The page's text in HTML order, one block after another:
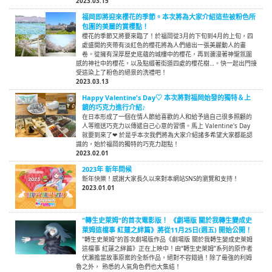
福岡即將迎來櫻花的季節。本次將為大家介紹這些被粉色所
包圍的美麗的賞櫻點！
櫻花的季節又將要來臨了！於福岡從3月的下旬到4月的上旬，四
處盛開的夾帶有淡紅色的櫻花將為人們繪出一張美麗動人的畫
卷。從擁有深厚歷史底蘊的城樓中的櫻花，再到瀰漫著神聖氛圍
感的神社中的櫻花，以及點綴著街道四處的櫻花樹…。快一起出門接
受這染上了粉色的絕景的洗禮吧！
2023.03.13
Happy Valentine's Day♡ 本次將對福岡始發的獨特＆上
鏡的巧克力進行介紹♪
在日本形成了一個在情人節給喜歡的人和給予過自己很多照顧的
人等贈送巧克力以傳遞自己心意的習慣。馬上 Valentine's Day
就要到來了❤ 於是乎本次我們將為大家介紹諸多希望大家都能認
識的，始於福岡的獨特的巧克力甜點！
2023.02.01
2023年 新年問候
新年快樂！感謝大家長久以來對本網站SNS的瀏覽和支持！
2023.01.01
"轉生史萊姆"的首次電影版！ 《劇場版 關於我轉生變成史
萊姆這檔事 紅蓮之絆篇》將從11月25日(週五) 開始公開！
"轉生史萊姆"的首次劇場版作品《劇場版 關於我轉生變成史萊姆
這檔事 紅蓮之絆篇》正在上映中！由“轉生史萊姆”系列的原作者
伏瀨擔當故事原案的全新作品，絕對不容錯過！除了最強的利姆
魯之外， 熟悉的人氣角色們也大集結！